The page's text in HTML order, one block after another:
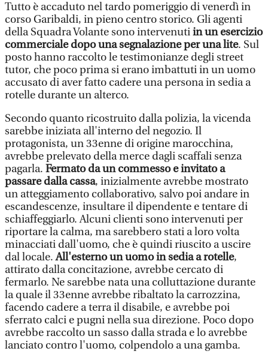
Tutto è accaduto nel tardo pomeriggio di venerdì in
corso Garibaldi, in pieno centro storico. Gli agenti
della Squadra Volante sono intervenutiin un esercizio
commerciale dopo una segnalazione per una lite. Sul
posto hanno raccolto le testimonianze degli street
tutor, che poco prima si erano imbattuti in un uomo
accusato di aver fatto cadere una persona in sedia a
rotelle durante un alterco.
Secondo quanto ricostruito dalla polizia, la vicenda
sarebbe iniziata all'interno del negozio. Il
protagonista, un 33enne di origine marocchina,
avrebbe prelevato della merce dagli scaffali senza
pagarla. Fermato da un commesso e invitato a
passare dalla cassa, inizialmente avrebbe mostrato
un atteggiamento collaborativo, salvo poi andare in
escandescenze, insultare il dipendente e tentare di
schiaffeggiarlo. Alcuni clienti sono intervenuti per
riportare la calma, ma sarebbero stati a loro volta
minacciati dall'uomo, che è quindi riuscito a uscire
dal locale.All'esterno un uomo in sedia a rotelle,
attirato dalla concitazione, avrebbe cercato di
fermarlo. Ne sarebbe nata una colluttazione durante
la quale il 33enne avrebbe ribaltato la carrozzina,
facendo cadere a terra il disabile, e avrebbe poi
sferrato calci e pugni nella sua direzione. Poco dopo
avrebbe raccolto un sasso dalla strada e lo avrebbe
lanciato contro l'uomo, colpendolo a una gamba.